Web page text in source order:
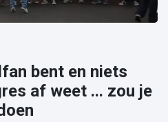
bent en niets
af weet ... zou je